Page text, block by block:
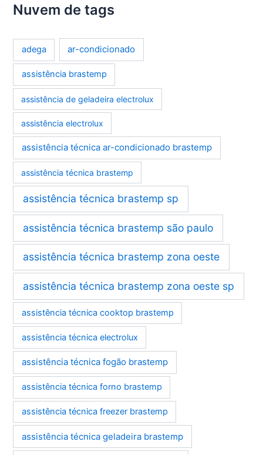
Nuvem de tags
adega ar-condicionado
assistência brastemp
assistência de geladeira electrolux
assistência electrolux
assistência técnica ar-condicionado brastemp
assistência técnica brastemp
assistência técnica brastemp sp
assistência técnica brastemp são paulo
assistência técnica brastemp zona oeste
assistência técnica brastemp zona oeste sp
assistência técnica cooktop brastemp
assistência técnica electrolux
assistência técnica fogão brastemp
assistência técnica forno brastemp
assistência técnica freezer brastemp
assistência técnica geladeira brastemp